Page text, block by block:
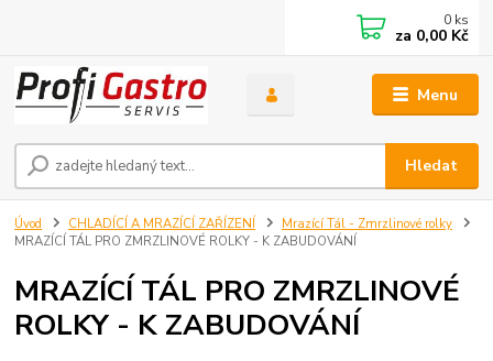
Menu
Hledat
0 ks
za 0,00 Kč
Úvod CHLADÍCÍ A MRAZÍCÍ ZAŘÍZENÍ
Mrazící Tál - Zmrzlinové rolky
MRAZÍCÍ TÁL PRO ZMRZLINOVÉ ROLKY - K ZABUDOVÁNÍ
MRAZÍCÍ TÁL PRO ZMRZLINOVÉ
ROLKY - K ZABUDOVÁNÍ